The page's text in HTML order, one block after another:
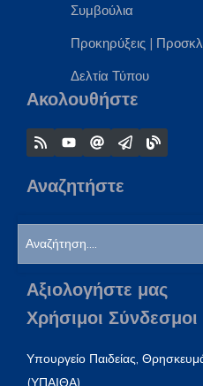
Συμβούλια
Προκηρύξεις |
Δελτία Τύπου
Ακολουθήστε
Αναζητήστε
Αξιολογήστε μας
Χρήσιμοι Σύνδεσμοι
Υπουργείο Παιδείας,
(ΥΠΑΙΘΑ)